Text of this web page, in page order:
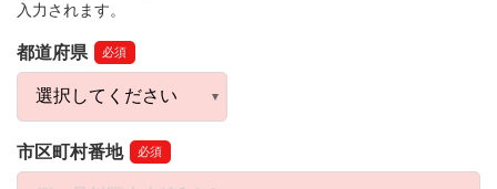
入力されます。
都道府県 必須
市区町村番地 必須